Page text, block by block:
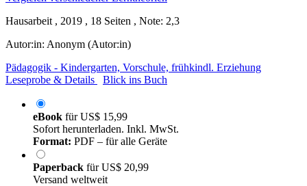
Hausarbeit , 2019 , 18 Seiten , Note: 2,3
Autor:in: Anonym (Autor:in)
Pädagogik - Kindergarten, Vorschule, frühkindl. Erziehung
Leseprobe & Details
Blick ins Buch
eBook fürUS$ 15,99
Sofort herunterladen. Inkl. MwSt.
Format: PDF – für alle Geräte
Paperback fürUS$ 20,99
Versand weltweit